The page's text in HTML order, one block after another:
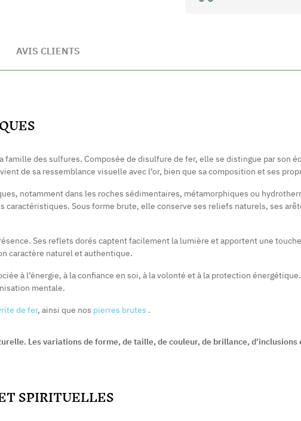
AVIS CLIENTS
famille des sulfures. Composée de disulfure de fer, elle se distingue par son
de sa ressemblance visuelle avec l’or, bien que sa composition et ses
notamment dans les roches sédimentaires, métamorphiques ou
Sous forme brute, elle conserve ses reliefs naturels, ses
Ses reflets dorés captent facilement la lumière et apportent une
caractère naturel et authentique.
à l’énergie, à la confiance en soi, à la volonté et à la protection
mentale.
de fer, ainsi que nos pierres brutes .
Les variations de forme, de taille, de couleur, de brillance,
SPIRITUELLES